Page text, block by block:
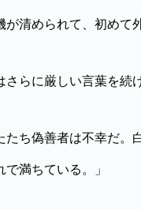
が清められて、初めて
らに厳しい言葉を続
ち偽善者は不幸だ。
で満ちている。」